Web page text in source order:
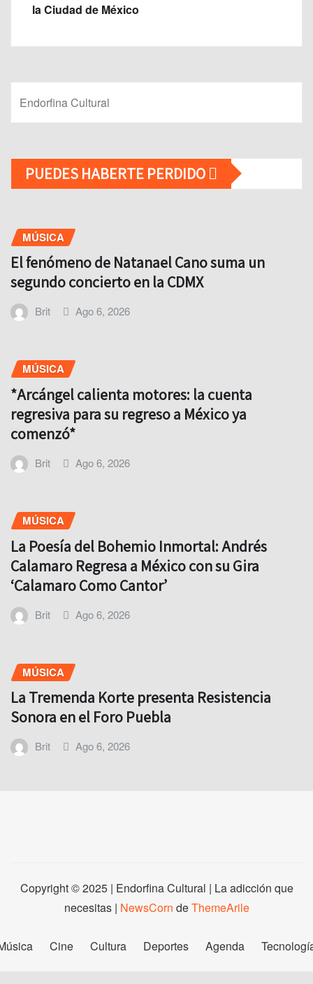
la Ciudad de México
Endorfina Cultural
PUEDES HABERTE PERDIDO
MÚSICA
El fenómeno de Natanael Cano suma un
segundo concierto en la CDMX
Brit Ago 6, 2026
MÚSICA
*Arcángel calienta motores: la cuenta
regresiva para su regreso a México ya
comenzó*
Brit Ago 6, 2026
MÚSICA
La Poesía del Bohemio Inmortal: Andrés
Calamaro Regresa a México con su Gira
‘Calamaro Como Cantor’
Brit Ago 6, 2026
MÚSICA
La Tremenda Korte presenta Resistencia
Sonora en el Foro Puebla
Brit Ago 6, 2026
Copyright © 2025 | Endorfina Cultural | La adicción que
necesitas | NewsCorn deThemeArile
Cine Cultura Deportes Agenda